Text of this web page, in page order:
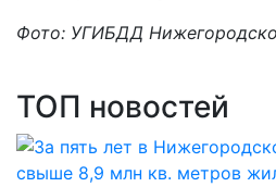
Фото: УГИБДД
ТОП новостей